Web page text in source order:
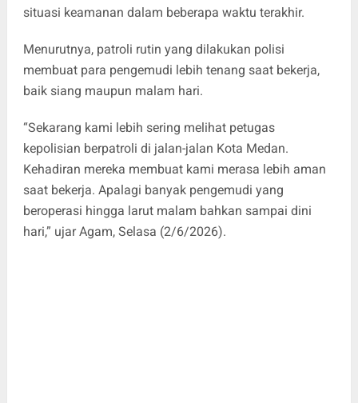
situasi keamanan dalam beberapa waktu terakhir.
Menurutnya, patroli rutin yang dilakukan polisi
membuat para pengemudi lebih tenang saat bekerja,
baik siang maupun malam hari.
“Sekarang kami lebih sering melihat petugas
kepolisian berpatroli di jalan-jalan Kota Medan.
Kehadiran mereka membuat kami merasa lebih aman
saat bekerja. Apalagi banyak pengemudi yang
beroperasi hingga larut malam bahkan sampai dini
hari,” ujar Agam, Selasa (2/6/2026).